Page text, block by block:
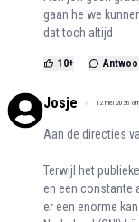
gaan he we
dat toch altijd
10+
Josje 12 mei 2026
Aan de directies
Terwijl het
en een constante
er een enorme